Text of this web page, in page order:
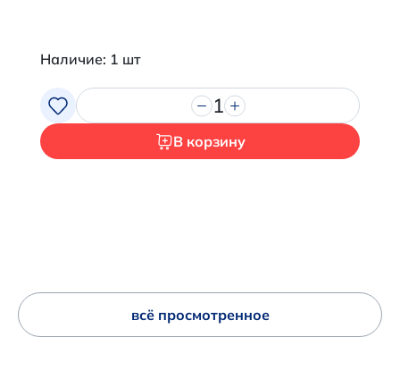
Наличие: 1 шт
1
В корзину
всё просмотренное